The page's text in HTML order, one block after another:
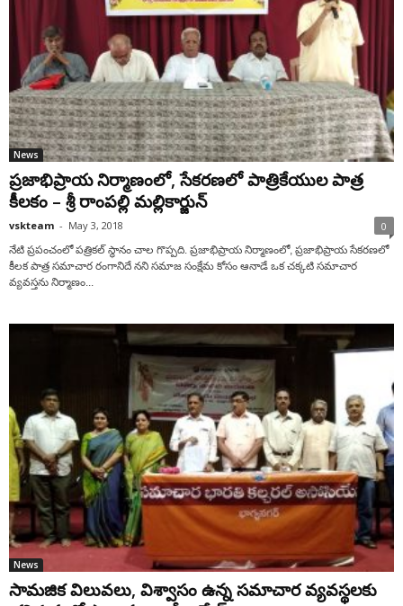
News
ప్రజాభిప్రాయ నిర్మాణంలో, సేకరణలో పాత్రికేయుల పాత్ర
కీలకం – శ్రీ రాంపల్లి మల్లికార్జున్
vskteam - May 3, 2018 0
నేటి ప్రపంచంలో పత్రికల్ స్థానం చాల గొప్పది. ప్రజాభిప్రాయ నిర్మాణంలో, ప్రజాభిప్రాయ సేకరణలో
కీలక పాత్ర సమాచార రంగానిదే నని సమాజ సంక్షేమ కోసం ఆనాడే ఒక చక్కటి సమాచార
వ్యవస్తను నిర్మాణం...
News
సామజిక విలువలు, విశ్వాసం ఉన్న సమాచార వ్యవస్థలకు